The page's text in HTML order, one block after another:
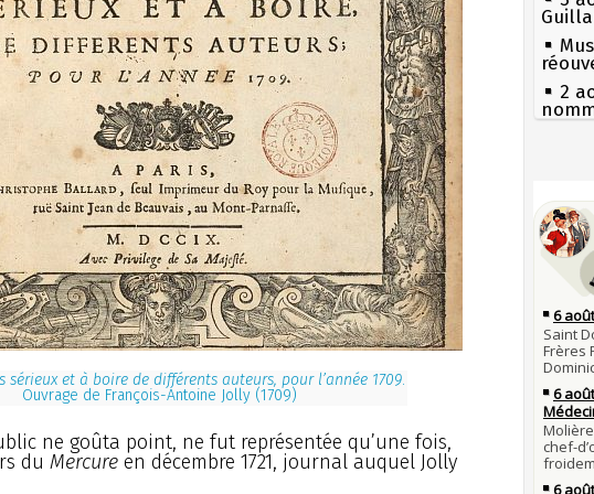
sérieux et à boire de différents auteurs, pour l’année 1709.
Ouvrage de François-Antoine Jolly (1709)
ne goûta point, ne fut représentée qu’une fois,
du Mercureen décembre 1721, journal auquel Jolly
2
31
les
en
29
la
28
27
27
mort
son